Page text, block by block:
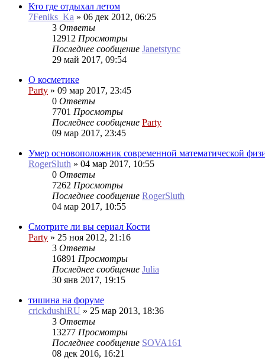
Кто где отдыхал летом
7Feniks_Ka » 06 дек 2012, 06:25
3 Ответы
12912 Просмотры
Последнее сообщение Janetstync
29 май 2017, 09:54
О косметике
Party » 09 мар 2017, 23:45
0 Ответы
7701 Просмотры
Последнее сообщение Party
09 мар 2017, 23:45
Умер основоположник современной математической
RogerSluth » 04 мар 2017, 10:55
0 Ответы
7262 Просмотры
Последнее сообщение RogerSluth
04 мар 2017, 10:55
Смотрите ли вы сериал Кости
Party » 25 ноя 2012, 21:16
3 Ответы
16891 Просмотры
Последнее сообщение Julia
30 янв 2017, 19:15
тишина на форуме
crickdushiRU » 25 мар 2013, 18:36
3 Ответы
13277 Просмотры
Последнее сообщение SOVA161
08 дек 2016, 16:21